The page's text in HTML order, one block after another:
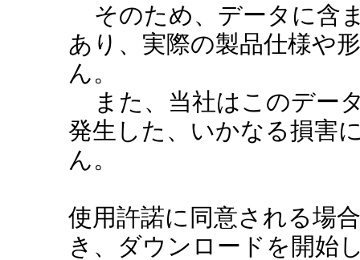
そのため、データに含
あり、実際の製品仕様や
ん。
また、当社はこのデー
発生した、いかなる損害
ん。
使用許諾に同意される場
き、ダウンロードを開始